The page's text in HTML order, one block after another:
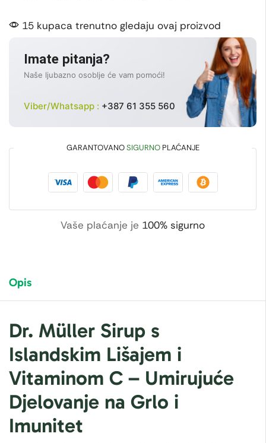
15 kupaca trenutno gledaju ovaj proizvod
Imate pitanja?
Naše ljubazno osoblje će vam pomoći!
Viber/Whatsapp : +387 61 355 560
GARANTOVANOSIGURNOPLAĆANJE
Vaše plaćanje je 100% sigurno
Opis
Dr. Müller Sirup s
Islandskim Lišajem i
Vitaminom C – Umirujuće
Djelovanje na Grlo i
Imunitet